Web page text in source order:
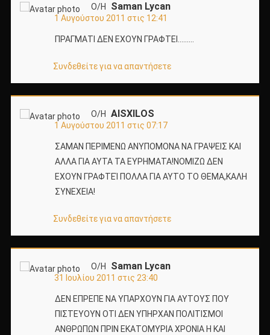
Ο/Η Saman Lycan
1 Αυγούστου 2011 στις 12:41
ΠΡΑΓΜΑΤΙ ΔΕΝ ΕΧΟΥΝ ΓΡΑΦΤΕΙ………
Συνδεθείτε για να απαντήσετε
Ο/Η AISXILOS
1 Αυγούστου 2011 στις 07:17
ΣΑΜΑΝ ΠΕΡΙΜΕΝΩ ΑΝΥΠΟΜΟΝΑ ΝΑ ΓΡΑΨΕΙΣ ΚΑΙ
ΑΛΛΑ ΓΙΑ ΑΥΤΑ ΤΑ ΕΥΡΗΜΑΤΑ!ΝΟΜΙΖΩ ΔΕΝ
ΕΧΟΥΝ ΓΡΑΦΤΕΊ ΠΟΛΛΑ ΓΙΑ ΑΥΤΟ ΤΟ ΘΕΜΑ,ΚΑΛΗ
ΣΥΝΕΧΕΙΑ!
Συνδεθείτε για να απαντήσετε
Ο/Η Saman Lycan
31 Ιουλίου 2011 στις 23:40
ΔΕΝ ΕΠΡΕΠΕ ΝΑ ΥΠΑΡΧΟΥΝ ΓΙΑ ΑΥΤΟΥΣ ΠΟΥ
ΠΙΣΤΕΥΟΥΝ ΟΤΙ ΔΕΝ ΥΠΗΡΧΑΝ ΠΟΛΙΤΙΣΜΟΙ
ΑΝΘΡΩΠΩΝ ΠΡΙΝ ΕΚΑΤΟΜΥΡΙΑ ΧΡΟΝΙΑ Η ΚΑΙ